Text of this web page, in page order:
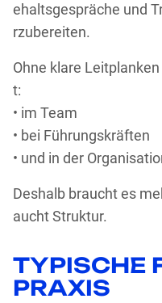
ehaltsgespräche und
rzubereiten.
Ohne klare
t:
• im Team
• bei Führungskräften
• und in der
Deshalb braucht es
aucht Struktur.
TYPISCHE
PRAXIS